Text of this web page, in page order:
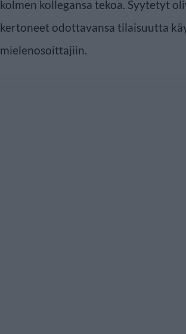
kolmen kollegansa tekoa. Syytetyt
kertoneet odottavansa tilaisuutta
mielenosoittajiin.